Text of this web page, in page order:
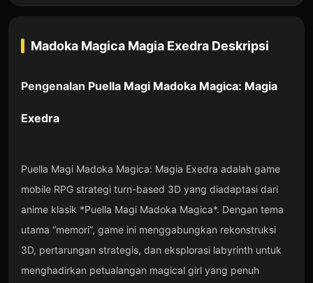
Madoka Magica Magia Exedra Deskripsi
Pengenalan Puella Magi Madoka Magica: Magia
Exedra
Puella Magi Madoka Magica: Magia Exedra adalah game
mobile RPG strategi turn-based 3D yang diadaptasi dari
anime klasik *Puella Magi Madoka Magica*. Dengan tema
utama “memori”, game ini menggabungkan rekonstruksi
3D, pertarungan strategis, dan eksplorasi labyrinth untuk
menghadirkan petualangan magical girl yang penuh